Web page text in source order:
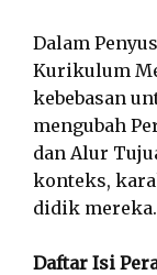
Dalam
Kurikulum
kebebasan
mengubah
dan Alur
konteks,
didik mereka.
Daftar Isi